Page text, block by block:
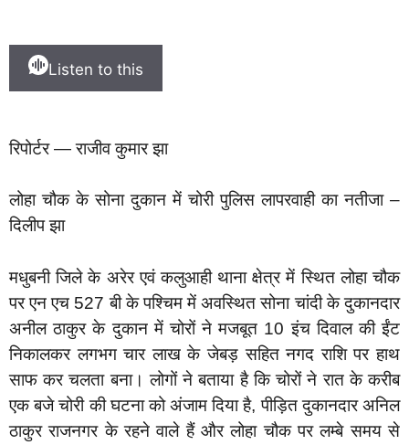
Listen to this
रिपोर्टर — राजीव कुमार झा
लोहा चौक के सोना दुकान में चोरी पुलिस लापरवाही का नतीजा –
दिलीप झा
मधुबनी जिले के अरेर एवं कलुआही थाना क्षेत्र में स्थित लोहा चौक
पर एन एच 527 बी के पश्चिम में अवस्थित सोना चांदी के दुकानदार
अनील ठाकुर के दुकान में चोरों ने मजबूत 10 इंच दिवाल की ईंट
निकालकर लगभग चार लाख के जेबड़ सहित नगद राशि पर हाथ
साफ कर चलता बना। लोगों ने बताया है कि चोरों ने रात के करीब
एक बजे चोरी की घटना को अंजाम दिया है, पीड़ित दुकानदार अनिल
ठाकुर राजनगर के रहने वाले हैं और लोहा चौक पर लम्बे समय से